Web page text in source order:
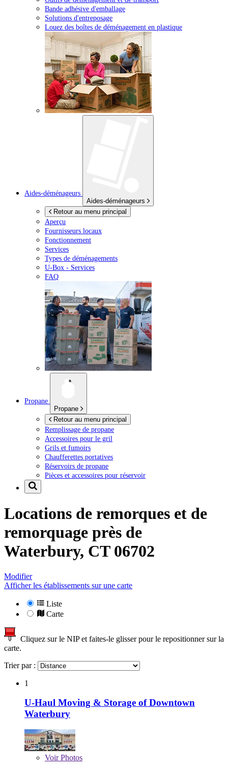
Bande adhésive d'emballage
Solutions d'entreposage
Louez des boîtes de déménagement en plastique
Aides-déménageurs
Aides-déménageurs
Retour au menu principal
Aperçu
Fournisseurs locaux
Fonctionnement
Services
Types de déménagements
U-Box - Services
FAQ
Propane
Propane
Retour au menu principal
Remplissage de propane
Accessoires pour le gril
Grils et fumoirs
Chaufferettes portatives
Réservoirs de propane
Pièces et accessoires pour réservoir
Locations de remorques et de
remorquage près de
Waterbury, CT 06702
Modifier
Afficher les établissements sur une carte
Liste
Carte
Cliquez sur le NIP et faites-le glisser pour le repositionner sur la
carte.
Trier par :
1
U-Haul Moving & Storage of Downtown
Waterbury
VoirPhotos